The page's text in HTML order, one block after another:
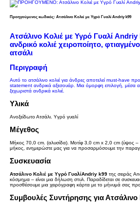
Προηγούμενος κωδικός: Ατσάλινο Κολιέ με Υγρό Γυαλί Andriy k99
Ατσάλινο Κολιέ με Υγρό Γυαλί Andriy
ανδρικό κολιέ χειροποίητο, φτιαγμένο
ατσάλι
Περιγραφή
Αυτό το ατσάλινο κολιέ για άνδρες αποτελεί must-have
statement ανδρικά αξεσουάρ. Μια όμορφη επιλογή, μέσα
ξεχωριστά ανδρικά κολιέ.
Υλικά
Ανοξείδωτο Ατσάλι. Υγρό γυαλί
Μέγεθος
Μήκος 70,0 cm. (αλυσίδα). Μοτίφ 3,0 cm x 2,0 cm (ύψος –
μήκος, ενημερώστε μας για να προσαρμόσουμε την
Συσκευασία
Ατσάλινο Κολιέ με Υγρό ΓυαλίAndriy k99 της σειράς
κόσμημα – είναι μια δήλωση στυλ. Παραδίδεται σε
προσθέσουμε μια χειρόγραφη κάρτα με το μήνυμά σας
Συμβουλές Συντήρησης για Ατσάλινο